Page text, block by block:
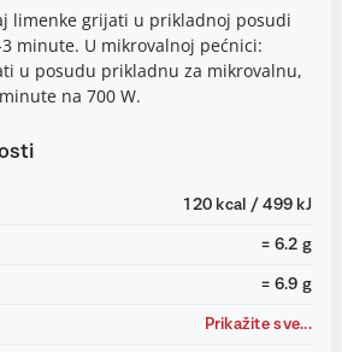
limenke grijati u prikladnoj posudi
minute. U mikrovalnoj pećnici:
u posudu prikladnu za mikrovalnu,
na 700 W.
120 kcal / 499 kJ
= 6.2 g
= 6.9 g
Prikažite sve...